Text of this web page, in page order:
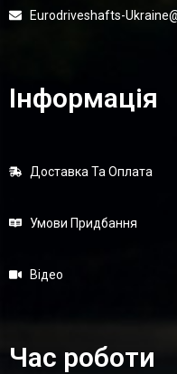
Eurodriveshafts-
Інформація
Доставка Та Оплата
Умови Придбання
Відео
Час роботи